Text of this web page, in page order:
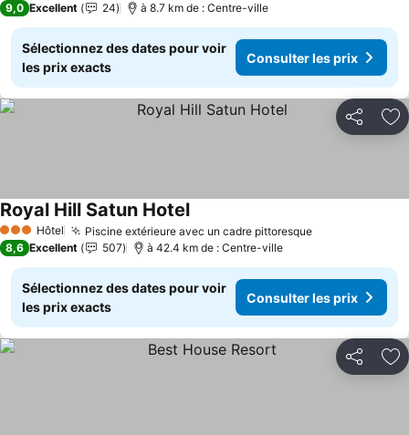
9,0 Excellent 24 à 8.7 km de : Centre-ville
Sélectionnez des dates pour voir
les prix exacts
Consulter les prix
Partager
3 ÉtoilesHôtel Piscine extérieure avec un cadre pittoresqueConsulter les
Royal Hill Satun HotelConsulter les prix
8,6 Excellent 507 à 42.4 km de : Centre-ville
Sélectionnez des dates pour voir
les prix exacts
Consulter les prix
Partager